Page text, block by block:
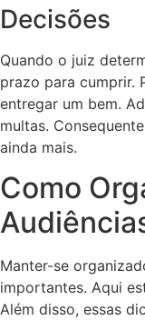
Decisões
Quando o juiz
prazo para cumprir.
entregar um bem.
multas.
ainda mais.
Como
Manter-se
importantes. Aqui
Além disso, essas